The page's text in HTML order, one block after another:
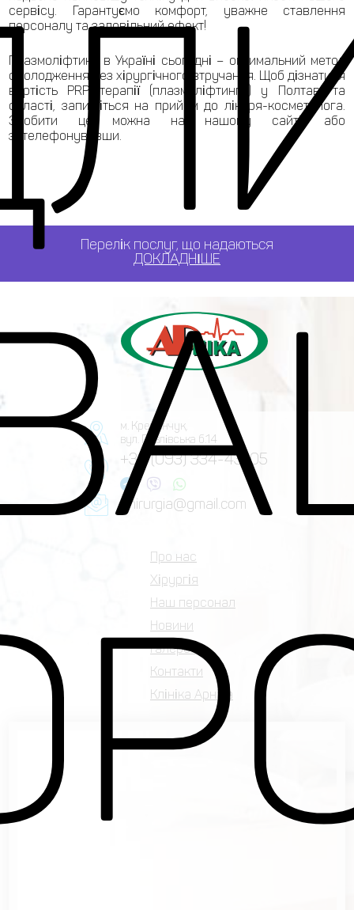
сервісу. Гарантуємо комфорт, уважне ставлення
персоналу та задовільний ефект!
Плазмоліфтинг в Україні сьогодні – оптимальний метод
омолодження без хірургічного втручання. Щоб дізнатися
вартість PRP терапії (плазмоліфтингу) у Полтаві та
області, запишіться на прийом до лікаря-косметолога.
Зробити це можна на нашому сайті, або
зателефонувавши.
Перелік послуг, що надаються
ДОКЛАДНІШЕ
м. Кременчук,
вул. Павлівська б.14
+38 (093) 334-43-05
ahirurgia@gmail.com
Про нас
Хірургія
Наш персонал
Новини
Галерея
Контакти
Клініка Арніка